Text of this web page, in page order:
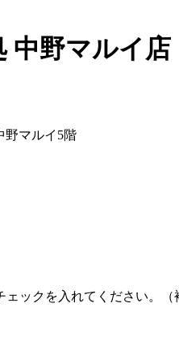
中野マルイ店
野マルイ5階
ックを入れてください。